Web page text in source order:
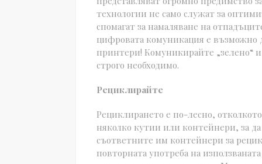
технологии не само служат за
спомагат за намаляване на
цифровата комуникация е възможно
принтери! Комуникирайте „зелено“
строго необходимо.
Рециклирайте
Рециклирането е по-лесно,
няколко кутии или контейнери, за
съответните им контейнери за
повторната употреба на